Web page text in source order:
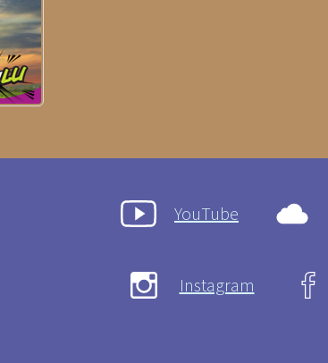
YouTube
Instagram